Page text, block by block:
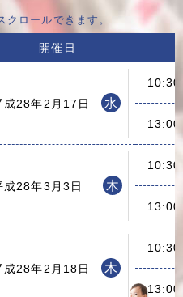
ロールできます。
開催日
成28年2月17日 水
成28年3月3日 木
成28年2月18日 木